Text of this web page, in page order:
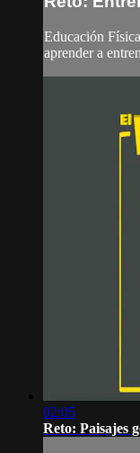
Educación
aprender a
02:05
Reto: Paisajes